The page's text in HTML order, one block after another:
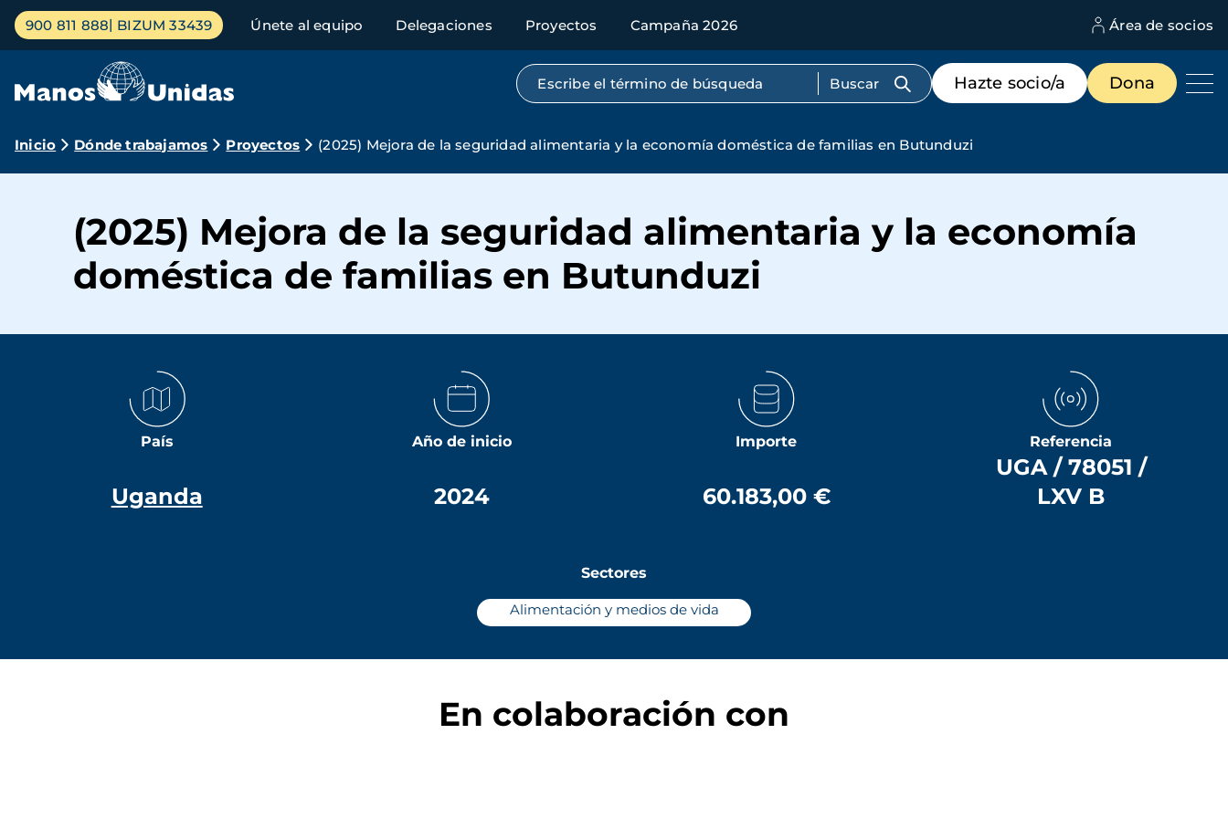
Pasar
contenido
Menú
principal
900 811 888 BIZUM 33439 Únete al equipo Delegaciones Proyectos Campaña 2026 Área de socios
Búsqueda por texto completo
Menú
de
destacados
Hazte socio/a Dona
Ruta
navegación
Inicio Dónde trabajamos Proyectos (2025) Mejora de la seguridad alimentaria y la economía doméstica de familias en Butunduzi
(2025) Mejora de la seguridad alimentaria y la economía
doméstica de familias en Butunduzi
País
Uganda
Año de inicio
2024
Importe
60.183,00 €
Referencia
UGA / 78051 /
LXV B
Sectores
Alimentación y medios de vida
En colaboración con